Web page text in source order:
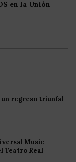
en la Unión
un regreso triunfal
Music
Teatro Real